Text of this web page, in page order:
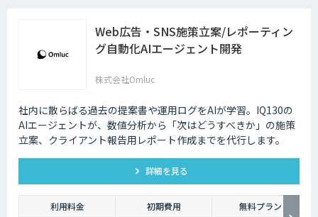
Web広告・SNS施策立案/レポーティン
グ自動化AIエージェント開発
株式会社Omluc
社内に散らばる過去の提案書や運用ログをAIが学習。IQ130の
AIエージェントが、数値分析から「次はどうすべきか」の施策
立案、クライアント報告用レポート作成までを代行します。
詳細を見る
利用料金 初期費用
無料プラン